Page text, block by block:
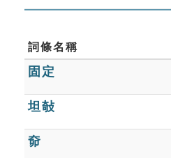
單字索引
生命大百科索引
遊戲專區
教學應用
詞條名稱
固定
坦敧
奅